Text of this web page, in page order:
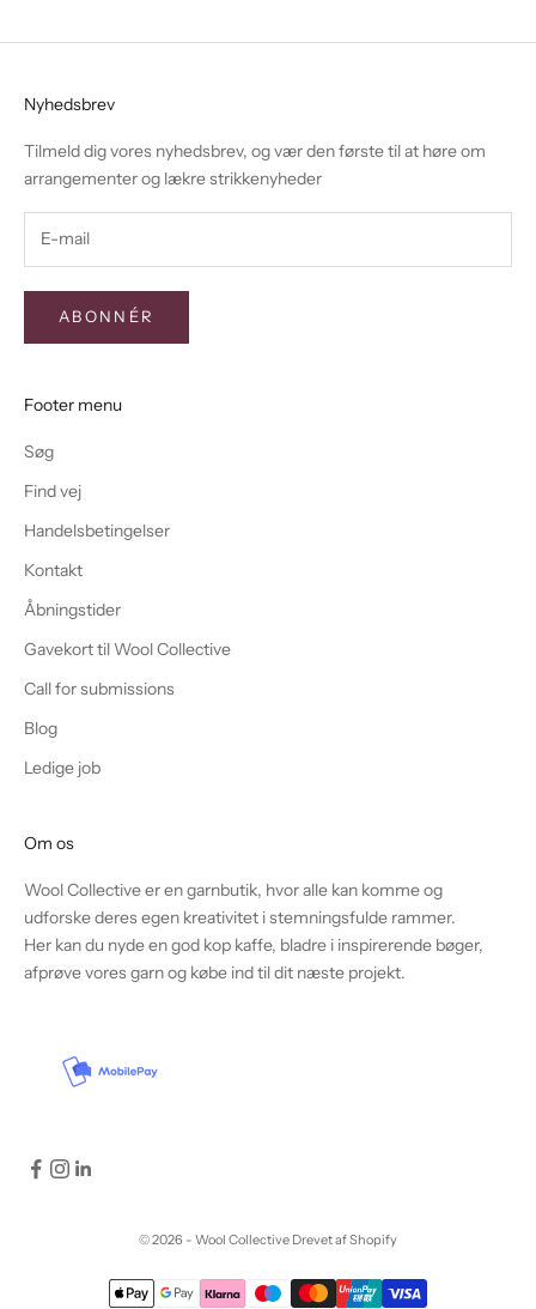
Nyhedsbrev
Tilmeld dig vores nyhedsbrev, og vær den første til at høre om
arrangementer og lækre strikkenyheder
ABONNÉR
Footer menu
Søg
Find vej
Handelsbetingelser
Kontakt
Åbningstider
Gavekort til Wool Collective
Call for submissions
Blog
Ledige job
Om os
Wool Collective er en garnbutik, hvor alle kan komme og
udforske deres egen kreativitet i stemningsfulde rammer.
Her kan du nyde en god kop kaffe, bladre i inspirerende bøger,
afprøve vores garn og købe ind til dit næste projekt.
© 2026 - Wool Collective Drevet af Shopify